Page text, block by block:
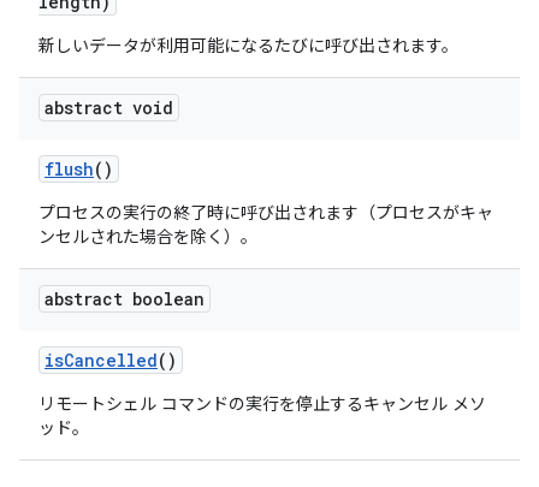
新しいデータが利用可能になるたびに呼び出されます。
abstract void
flush()
プロセスの実行の終了時に呼び出されます（プロセスがキャ
ンセルされた場合を除く）。
abstract boolean
isCancelled()
リモートシェル コマンドの実行を停止するキャンセル メソ
ッド。